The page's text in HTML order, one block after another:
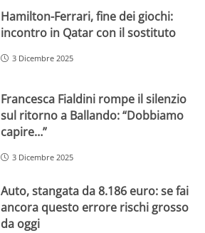
Hamilton-Ferrari, fine dei giochi:
incontro in Qatar con il sostituto
3 Dicembre 2025
Francesca Fialdini rompe il silenzio
sul ritorno a Ballando: “Dobbiamo
capire…”
3 Dicembre 2025
Auto, stangata da 8.186 euro: se fai
ancora questo errore rischi grosso
da oggi